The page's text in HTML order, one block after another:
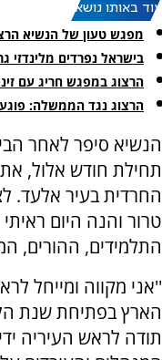
עוד באותו נושא:
מפגש טעון של הנשיא
בישראל נפרדים מלינדזי
הרצוג במפגש חריג עם
הרצוג נגד הממשלה:
הנשיא סיפר לאחר
תחילת חודש אלול,
החרדית בעיר אלעד.
טרור והנה היום
התלמידים, ההורים,
''אני מקווה ומייחל
הארץ בפתיחת שנת
תודה לראש העיריה